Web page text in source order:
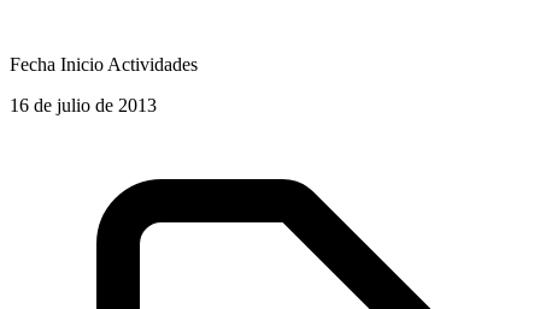
Fecha Inicio Actividades
16 de julio de 2013